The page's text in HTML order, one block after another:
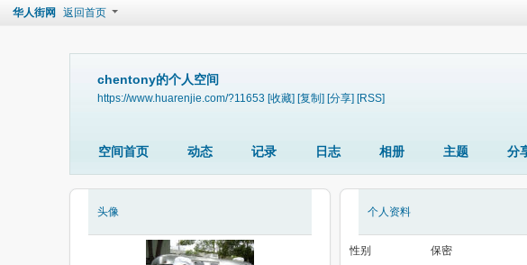
华人街网 返回首页
chentony的个人空间
https://www.huarenjie.com/?11653 [收藏] [复制] [分享] [RSS]
空间首页 动态 记录 日志 相册 主题 分
头像 个人资料
性别
保密